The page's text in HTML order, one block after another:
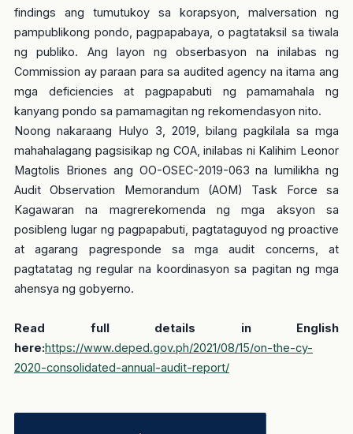
findings ang tumutukoy sa korapsyon, malversation ng
pampublikong pondo, pagpapabaya, o pagtataksil sa tiwala
ng publiko. Ang layon ng obserbasyon na inilabas ng
Commission ay paraan para sa audited agency na itama ang
mga deficiencies at pagpapabuti ng pamamahala ng
kanyang pondo sa pamamagitan ng rekomendasyon nito.
Noong nakaraang Hulyo 3, 2019, bilang pagkilala sa mga
mahahalagang pagsisikap ng COA, inilabas ni Kalihim Leonor
Magtolis Briones ang OO-OSEC-2019-063 na lumilikha ng
Audit Observation Memorandum (AOM) Task Force sa
Kagawaran na magrerekomenda ng mga aksyon sa
posibleng lugar ng pagpapabuti, pagtataguyod ng proactive
at agarang pagresponde sa mga audit concerns, at
pagtatatag ng regular na koordinasyon sa pagitan ng mga
ahensya ng gobyerno.
Read full details in English
here:https://www.deped.gov.ph/2021/08/15/on-the-cy-
2020-consolidated-annual-audit-report/